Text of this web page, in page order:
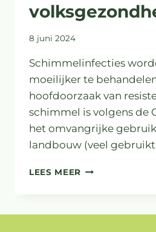
8 juni 2024
Schimmelinfecties
moeilijker te
hoofdoorzaak van
schimmel is volgens de
het omvangrijke
landbouw (veel
LEES MEER RESISTENTE